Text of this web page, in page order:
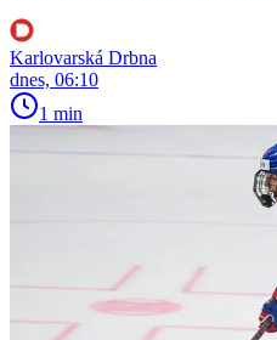
Karlovarská Drbna
dnes, 06:10
1 min